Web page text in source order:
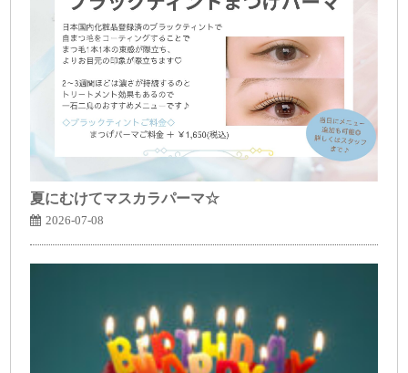
夏にむけてマスカラパーマ☆
2026-07-08